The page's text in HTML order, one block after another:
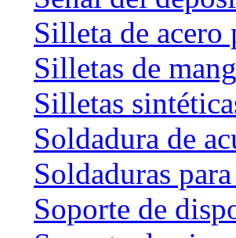
Silleta de acero
Silletas de
Silletas
Soldadura de
Soldaduras
Soporte de